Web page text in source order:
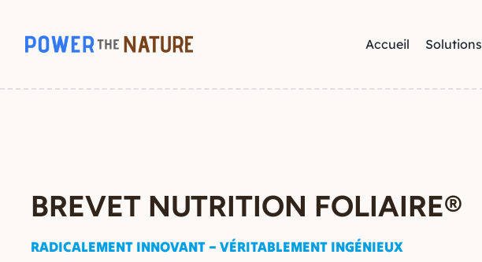
contenu
Accueil Solutions
BREVET NUTRITION FOLIAIRE®
RADICALEMENT INNOVANT – VÉRITABLEMENTINGÉNIEUX